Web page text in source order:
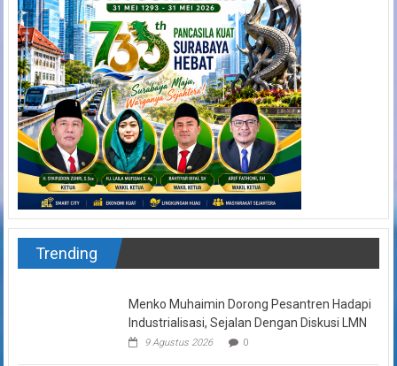
Trending
Menko Muhaimin Dorong Pesantren Hadapi
Industrialisasi, Sejalan Dengan Diskusi LMN
9 Agustus 2026 0